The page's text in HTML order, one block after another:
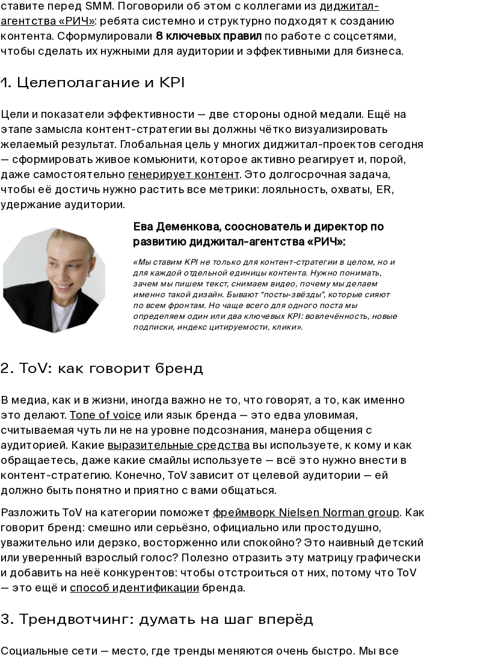
ставите перед SMM. Поговорили об этом с коллегами из диджитал-
агентства «РИЧ»: ребята системно и структурно подходят к созданию
контента. Сформулировали 8 ключевых правил по работе с соцсетями,
чтобы сделать их нужными для аудитории и эффективными для бизнеса.
1. Целеполагание и KPI
Цели и показатели эффективности — две стороны одной медали. Ещё на
этапе замысла контент-стратегии вы должны чётко визуализировать
желаемый результат. Глобальная цель у многих диджитал-проектов сегодня
— сформировать живое комьюнити, которое активно реагирует и, порой,
даже самостоятельно генерирует контент. Это долгосрочная задача,
чтобы её достичь нужно растить все метрики: лояльность, охваты, ER,
удержание аудитории.
Ева Деменкова, сооснователь и директор по
развитию диджитал-агентства «РИЧ»:
«Мы ставим KPI не только для контент-стратегии в целом, но и
для каждой отдельной единицы контента. Нужно понимать,
зачем мы пишем текст, снимаем видео, почему мы делаем
именно такой дизайн. Бывают “посты-звёзды”, которые сияют
по всем фронтам. Но чаще всего для одного поста мы
определяем один или два ключевых KPI: вовлечённость, новые
подписки, индекс цитируемости, клики».
2. ToV: как говорит бренд
В медиа, как и в жизни, иногда важно не то, что говорят, а то, как именно
это делают.Tone of voice или язык бренда — это едва уловимая,
считываемая чуть ли не на уровне подсознания, манера общения с
аудиторией. Какие выразительные средства вы используете, к кому и как
обращаетесь, даже какие смайлы используете — всё это нужно внести в
контент-стратегию. Конечно, ToV зависит от целевой аудитории — ей
должно быть понятно и приятно с вами общаться.
Разложить ToV на категории поможет фреймворк Nielsen Norman group. Как
говорит бренд: смешно или серьёзно, официально или простодушно,
уважительно или дерзко, восторженно или спокойно? Это наивный детский
или уверенный взрослый голос? Полезно отразить эту матрицу графически
и добавить на неё конкурентов: чтобы отстроиться от них, потому что ToV
— это ещё и способ идентификации бренда.
3. Трендвотчинг: думать на шаг вперёд
Социальные сети — место, где тренды меняются очень быстро. Мы все